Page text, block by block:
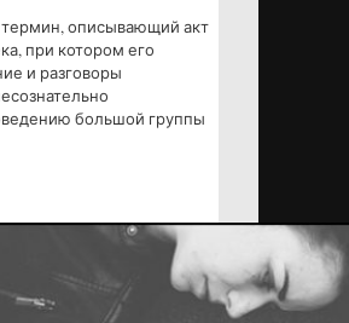
описывающий акт
при котором его
и разговоры
большой группы